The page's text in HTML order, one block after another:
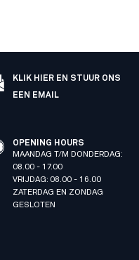
KLIK HIER EN STUUR ONS
EEN EMAIL
OPENING HOURS
MAANDAG T/M DONDERDAG:
08.00 - 17.00
VRIJDAG: 08.00 - 16.00
ZATERDAG EN ZONDAG
GESLOTEN